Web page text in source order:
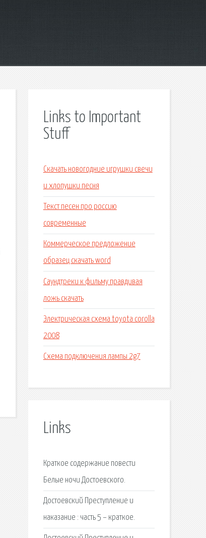
Links to Important
Stuff
Скачать новогодние игрушки свечи
и хлопушки песня
Текст песен про россию
современные
Коммерческое предложение
образец скачать word
Саундтреки к фильму правдивая
ложь скачать
Электрическая схема toyota corolla
2008
Схема подключения лампы 2g7
Links
Краткое содержание повести
Белые ночи Достоевского.
Достоевский Преступление и
наказание : часть 5 – краткое.